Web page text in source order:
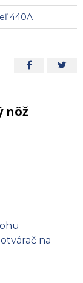
440A
nôž
na